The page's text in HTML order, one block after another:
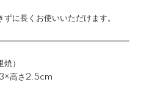
に長くお使いいただけます。
）
高さ2.5cm